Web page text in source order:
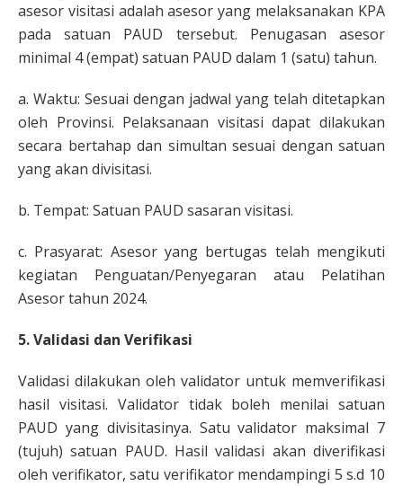
asesor visitasi adalah asesor yang melaksanakan KPA
pada satuan PAUD tersebut. Penugasan asesor
minimal 4 (empat) satuan PAUD dalam 1 (satu) tahun.
a. Waktu: Sesuai dengan jadwal yang telah ditetapkan
oleh Provinsi. Pelaksanaan visitasi dapat dilakukan
secara bertahap dan simultan sesuai dengan satuan
yang akan divisitasi.
b. Tempat: Satuan PAUD sasaran visitasi.
c. Prasyarat: Asesor yang bertugas telah mengikuti
kegiatan Penguatan/Penyegaran atau Pelatihan
Asesor tahun 2024.
5. Validasi dan Verifikasi
Validasi dilakukan oleh validator untuk memverifikasi
hasil visitasi. Validator tidak boleh menilai satuan
PAUD yang divisitasinya. Satu validator maksimal 7
(tujuh) satuan PAUD. Hasil validasi akan diverifikasi
oleh verifikator, satu verifikator mendampingi 5 s.d 10